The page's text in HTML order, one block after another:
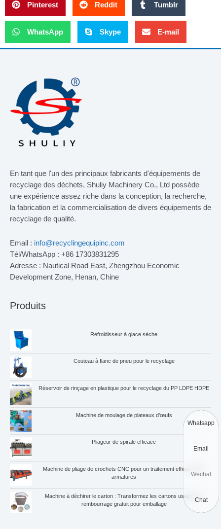
Pinterest Reddit Tumblr
WhatsApp Skype E-mail
En tant que l'un des principaux fabricants d'équipements de
recyclage des déchets, Shuliy Machinery Co., Ltd possède
une expérience assez riche dans la conception, la recherche,
la fabrication et la commercialisation de divers équipements de
recyclage de qualité.
Email : info@recyclingequipinc.com
Tél/WhatsApp : +86 17303831295
Adresse : Nautical Road East, Zhengzhou Economic
Development Zone, Henan, Chine
Produits
Refroidisseur à glace sèche
Couteau à flanc de pneu pour le recyclage
Réservoir de rinçage en plastique pour le recyclage du PP LDPE HDPE
Machine de moulage de plateaux d'œufs
Pliageur de spirale efficace
Machine de pliage de crochets CNC pour un traitement efficace des
armatures
Machine à déchirer le carton : Transformez les cartons usagés en
rembourrage gratuit pour emballage
Whatsapp
Email
Wechat
Chat